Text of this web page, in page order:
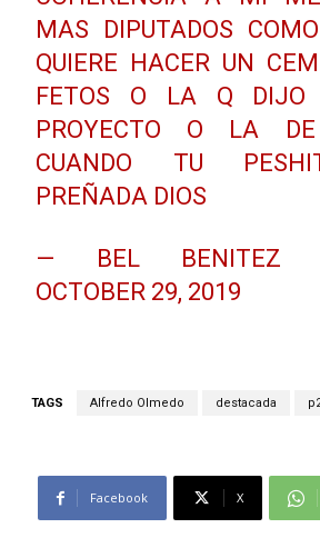
MAS DIPUTADOS
QUIERE HACER UN
FETOS O LA Q
PROYECTO O LA
CUANDO TU
PREÑADA DIOS
— BEL BENITEZ
OCTOBER 29, 2019
TAGS Alfredo Olmedo destacada
Facebook X